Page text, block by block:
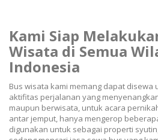
Kami Siap
Wisata di Semua
Indonesia
Bus wisata kami memang dapat disewa
aktifitas perjalanan yang
maupun berwisata, untuk acara
antar jemput, hanya mengerop
digunakan untuk sebagai properti